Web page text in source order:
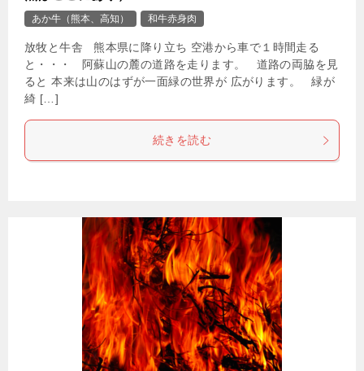
あか牛（熊本、高知） 和牛赤身肉
放牧と牛舎 熊本県に降り立ち 空港から車で１時間走る
と・・・ 阿蘇山の麓の道路を走ります。 道路の両脇を見
ると 本来は山のはずが一面緑の世界が 広がります。 緑が
綺 […]
続きを読む